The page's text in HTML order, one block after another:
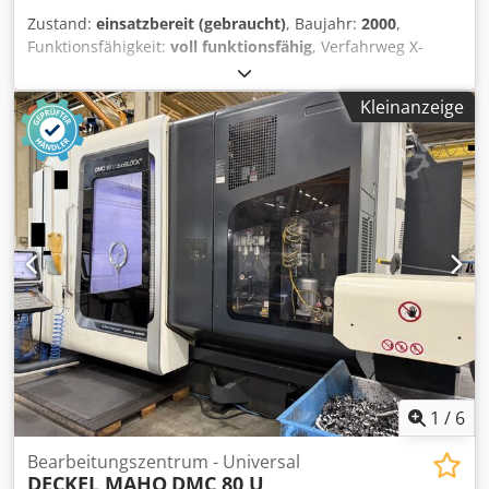
Motorspindel mit erhöhtem Drehmoment Direktes
Wegmesssystem in der Y- und Z-Achse Vorbereitung für
Messtaster 30-fach-Werkzeugwechsler Rotoclear
Produktionspaket 2 Innere Kühlmittelzufuhr durch die
Spindel Kühlmittelanlage mit Papierbandfilter
Codpfozqcucjx Adqerf Blasluft durch die Spindelmitte,
über M-Funktion anwählbar Späneförderer Bettspülung
Linearantrieb in der X-Achse Betriebsart 4 zur
Programmprüfung mit erweitertem manuellem Eingriff
Maschinendokumentation
Zustand: einsatzbereit (gebraucht), Baujahr: 2000,
Funktionsfähigkeit: voll funktionsfähig, Verfahrweg X-
, Verfahrweg Y-Achse:
Z-Achse:600 mm, Steuerungsmodell:Heidenhain Mill
Plus, Spindeldrehzahl (max.):18.000 U/min, Vertikales
Bearbeitungszentrum mit neuwertiger Spindel (1.023
Betriebsstunden)! TECHNISCHE DETAILS Verfahrweg X-
Achse: 800 mm Verfahrweg Y-Achse: 700 mm Verfahrweg
Z-Achse: 600 mm Spindel Spindeldrehzahl: 18.000 U/min
Betriebsstunden der neuen Spindel: 1.023 h
Werkzeugaufnahme: HSK 63 MASCHINEN-DETAILS Innere
Kühlschmierstoffzufuhr: 40 bar Steuerung Crsdozqfvijpfx
Adqef Steuerungshersteller: Heidenhain
Steuerungsmodell: Mill Plus AUSSTATTUNG NC-Rundtisch
mit C-Achse NC-Schwenkkopf FD-Funktion
Palettenwechsler Infrarot-Messtaster zur
Werkstückvermessung Zusatzmagazin mit 120 Plätzen
Kleinanzeige
1 / 6
Bearbeitungszentrum - Universal